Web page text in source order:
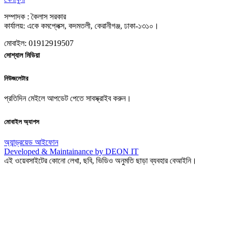
সম্পাদক : কৈলাস সরকার
কার্যালয়: একে কমপ্লেক্স, কদমতলী, কেরানীগঞ্জ, ঢাকা-১৩১০।
মোবাইল: 01912919507
সোশ্যাল মিডিয়া
নিউজলেটার
প্রতিদিন মেইলে আপডেট পেতে সাবস্ক্রাইব করুন।
মোবাইল অ্যাপস
অ্যান্ড্রয়েড আইফোন
Developed & Maintainance by DEON IT
এই ওয়েবসাইটের কোনো লেখা, ছবি, ভিডিও অনুমতি ছাড়া ব্যবহার বেআইনি।